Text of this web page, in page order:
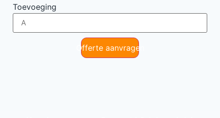
Toevoeging
Offerte aanvragen